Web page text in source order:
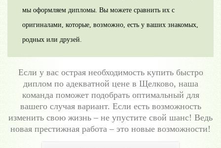
мы оформляем дипломы. Вы можете сравнить их с
оригиналами, которые, возможно, есть у ваших знакомых,
родных или друзей.
Если у вас острая необходимость купить быстро
диплом по адекватной цене в Щелково, наша
команда поможет подобрать оптимальный для
вашего случая вариант. Если есть возможность
изменить свою жизнь – не упустите свой шанс! Ведь
новая престижная работа – это новые возможности!